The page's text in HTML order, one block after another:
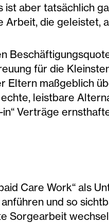
aber tatsächlich
die geleistet,
für die
Eltern maßgeblich
leistbare
Verträge
Care Work“ als
und so
Sorgearbeit